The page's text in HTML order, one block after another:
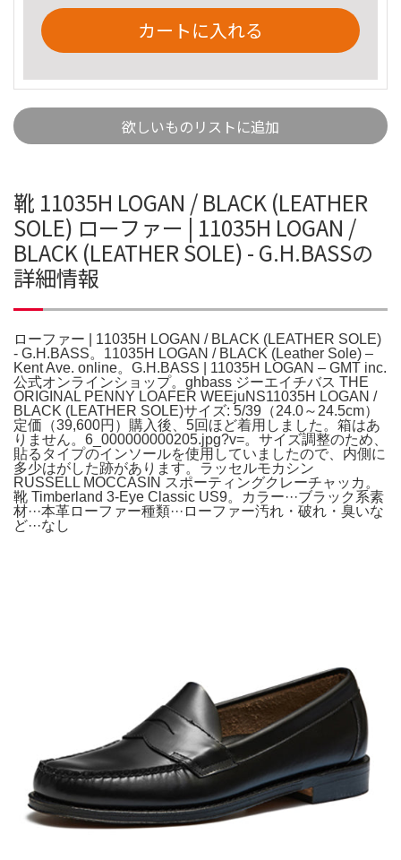
カートに入れる
欲しいものリストに追加
靴 11035H LOGAN / BLACK (LEATHER
SOLE) ローファー | 11035H LOGAN /
BLACK (LEATHER SOLE) - G.H.BASSの
詳細情報
ローファー | 11035H LOGAN / BLACK (LEATHER SOLE)
- G.H.BASS。11035H LOGAN / BLACK (Leather Sole) –
Kent Ave. online。G.H.BASS | 11035H LOGAN – GMT inc.
公式オンラインショップ。ghbass ジーエイチバス THE
ORIGINAL PENNY LOAFER WEEjuNS11035H LOGAN /
BLACK (LEATHER SOLE)サイズ: 5/39（24.0～24.5cm）
定価（39,600円）購入後、5回ほど着用しました。箱はあ
りません。6_000000000205.jpg?v=。サイズ調整のため、
貼るタイプのインソールを使用していましたので、内側に
多少はがした跡があります。ラッセルモカシン
RUSSELL MOCCASIN スポーティングクレーチャッカ。
靴 Timberland 3-Eye Classic US9。カラー···ブラック系素
材···本革ローファー種類···ローファー汚れ・破れ・臭いな
ど···なし